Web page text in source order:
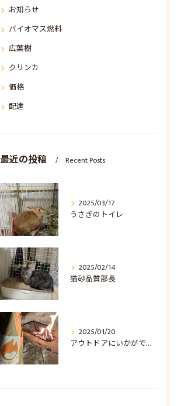
お知らせ
バイオマス燃料
広葉樹
クリンカ
価格
配達
最近の投稿 Recent Posts
2025/03/17
うさぎのトイレ
2025/02/14
猫砂品質部長
2025/01/20
アウトドアにいかがでしょうか？